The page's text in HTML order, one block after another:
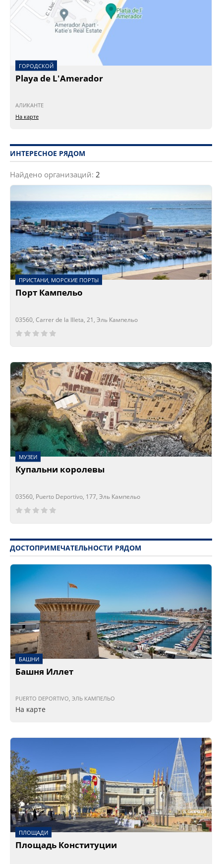
ГОРОДСКОЙ
Playa de L'Amerador
АЛИКАНТЕ
На карте
ИНТЕРЕСНОЕ РЯДОМ
Найдено организаций: 2
ПРИСТАНИ, МОРСКИЕ ПОРТЫ
Порт Кампельо
03560, Carrer de la Illeta, 21, Эль Кампельо
Сейчас открыто!
Сейчас закрыто!
МУЗЕИ
Купальни королевы
03560, Puerto Deportivo, 177, Эль Кампельо
Сейчас открыто!
Сейчас закрыто!
ДОСТОПРИМЕЧАТЕЛЬНОСТИ РЯДОМ
БАШНИ
Башня Иллет
PUERTO DEPORTIVO, ЭЛЬ КАМПЕЛЬО
На карте
ПЛОЩАДИ
Площадь Конституции